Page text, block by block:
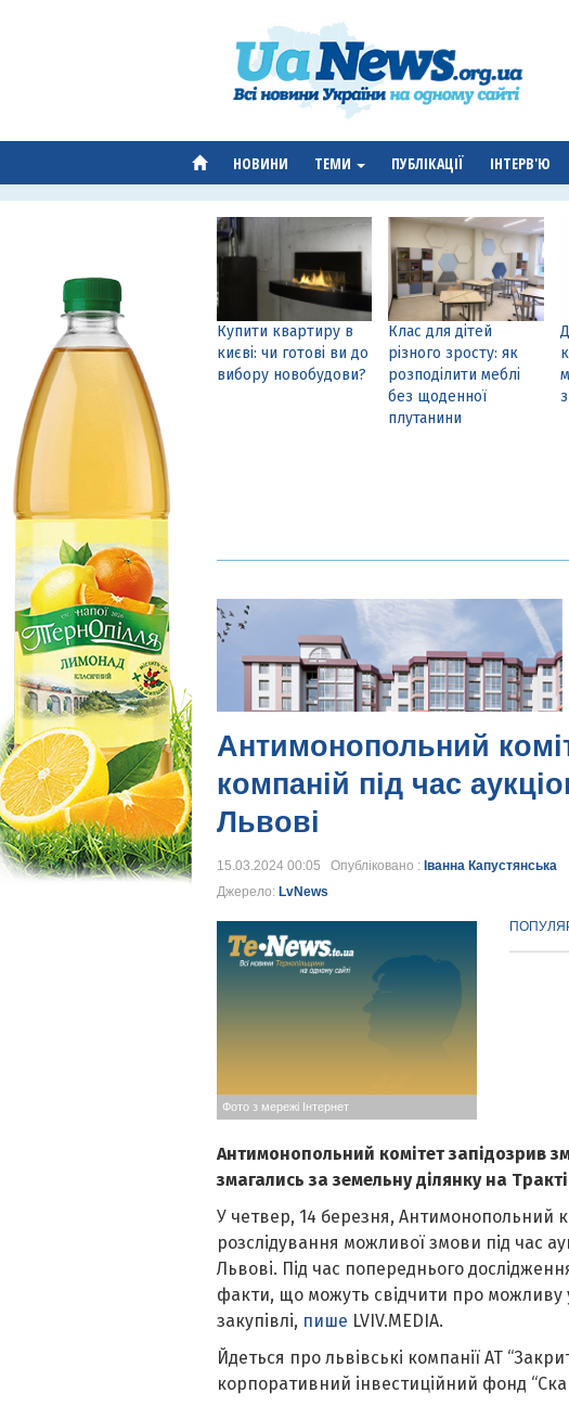
НОВИНИ ТЕМИ ПУБЛІКАЦІЇ ІНТЕРВ'Ю
Купити квартиру в
києві: чи готові ви до
вибору новобудови?
Клас для дітей
різного зросту: як
розподілити меблі
без щоденної
плутанини
Антимонопольний
компаній під час
Львові
15.03.2024 00:05 Опубліковано : Іванна Капустянська
Джерело: LvNews
Фото з мережі Інтернет
Антимонопольний комітет запідозрив
змагались за земельну ділянку на
У четвер, 14 березня, Антимонопольний
розслідування можливої змови під час
Львові. Під час попереднього
факти, що можуть свідчити про можливу
закупівлі, пише LVIV.MEDIA.
Йдеться про львівські компанії АТ
корпоративний інвестиційний фонд